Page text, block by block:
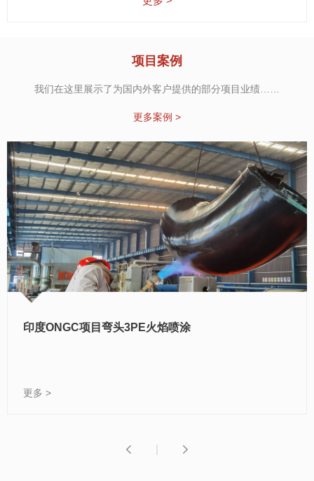
项目案例
我们在这里展示了为国内外客户提供的部分项目业绩……
更多案例 >
印度ONGC项目弯头3PE火焰喷涂
更多 >